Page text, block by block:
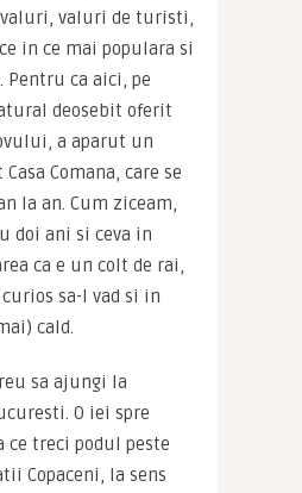
valuri de turisti,
in ce mai populara si
ca aici, pe
deosebit oferit
a aparut un
Comana, care se
la an. Cum ziceam,
doi ani si ceva in
ca e un colt de rai,
sa-l vad si in
cald.
sa ajungi la
O iei spre
ce treci podul peste
Copaceni, la sens